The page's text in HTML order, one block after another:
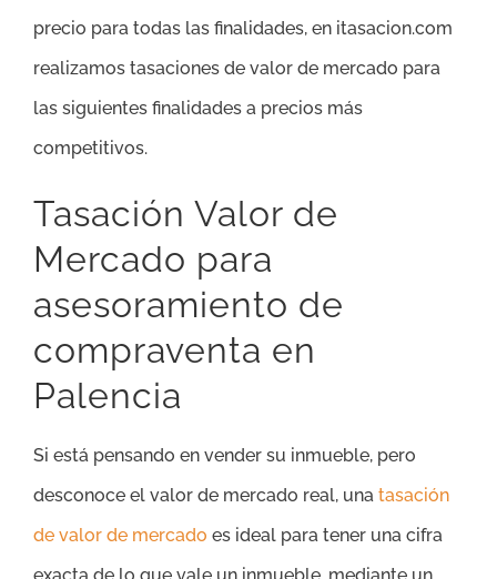
precio para todas las finalidades, en itasacion.com
realizamos tasaciones de valor de mercado para
las siguientes finalidades a precios más
competitivos.
Tasación Valor de
Mercado para
asesoramiento de
compraventa en
Palencia
Si está pensando en vender su inmueble, pero
desconoce el valor de mercado real, una tasación
de valor de mercado es ideal para tener una cifra